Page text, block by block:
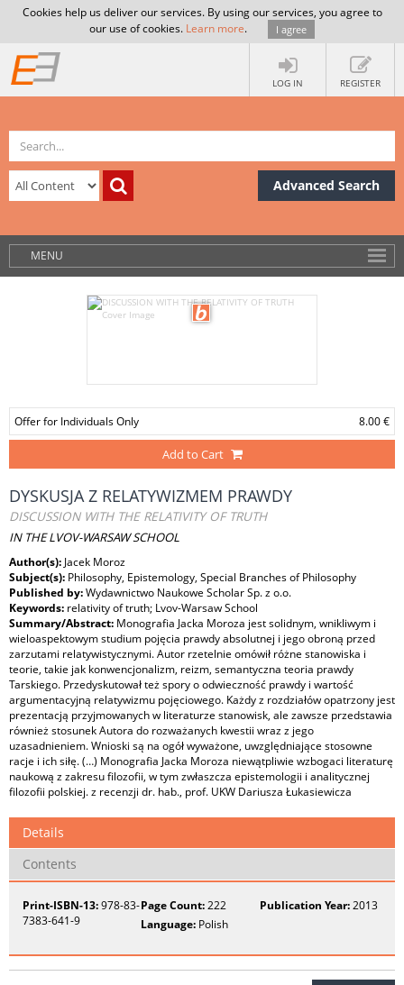
Cookies help us deliver our services. By using our services, you agree to
our use of cookies. Learn more. I agree
LOG IN REGISTER
Advanced Search
MENU
Offer for Individuals Only 8.00 €
Add to Cart
DYSKUSJA Z RELATYWIZMEM PRAWDY
DISCUSSION WITH THE RELATIVITY OF TRUTH
IN THE LVOV-WARSAW SCHOOL
Author(s): Jacek Moroz
Subject(s): Philosophy, Epistemology, Special Branches of Philosophy
Published by:Wydawnictwo Naukowe Scholar Sp. z o.o.
Keywords: relativity of truth; Lvov-Warsaw School
Summary/Abstract: Monografia Jacka Moroza jest solidnym, wnikliwym i
wieloaspektowym studium pojęcia prawdy absolutnej i jego obroną przed
zarzutami relatywistycznymi. Autor rzetelnie omówił różne stanowiska i
teorie, takie jak konwencjonalizm, reizm, semantyczna teoria prawdy
Tarskiego. Przedyskutował też spory o odwieczność prawdy i wartość
argumentacyjną relatywizmu pojęciowego. Każdy z rozdziałów opatrzony jest
prezentacją przyjmowanych w literaturze stanowisk, ale zawsze przedstawia
również stosunek Autora do rozważanych kwestii wraz z jego
uzasadnieniem. Wnioski są na ogół wyważone, uwzględniające stosowne
racje i ich siłę. (…) Monografia Jacka Moroza niewątpliwie wzbogaci literaturę
naukową z zakresu filozofii, w tym zwłaszcza epistemologii i analitycznej
filozofii polskiej. z recenzji dr. hab., prof. UKW Dariusza Łukasiewicza
Details
Contents
Print-ISBN-13:978-83-
7383-641-9
Page Count:222 Publication Year:2013
Language: Polish